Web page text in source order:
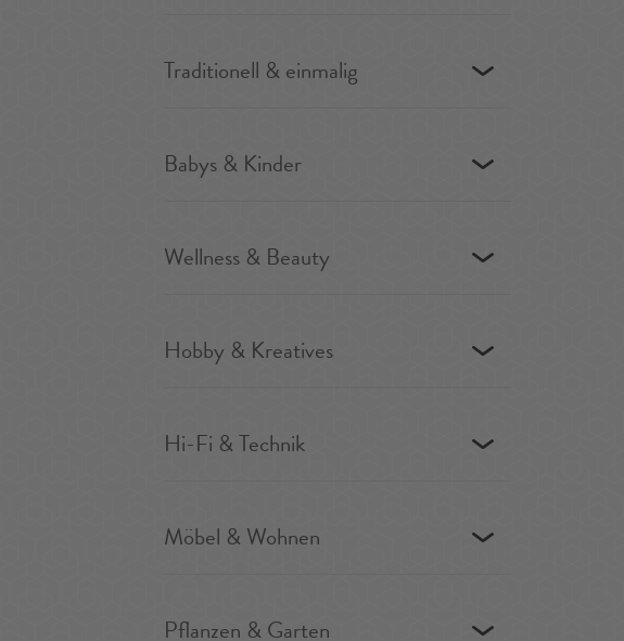
Traditionell & einmalig
Babys & Kinder
Wellness & Beauty
Hobby & Kreatives
Hi-Fi & Technik
Möbel & Wohnen
Pflanzen & Garten